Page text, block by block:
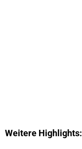
Weitere Highlights: